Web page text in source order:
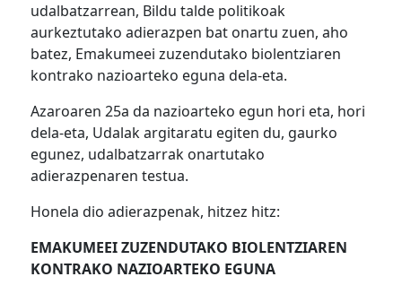
udalbatzarrean, Bildu talde politikoak
aurkeztutako adierazpen bat onartu zuen, aho
batez, Emakumeei zuzendutako biolentziaren
kontrako nazioarteko eguna dela-eta.
Azaroaren 25a da nazioarteko egun hori eta, hori
dela-eta, Udalak argitaratu egiten du, gaurko
egunez, udalbatzarrak onartutako
adierazpenaren testua.
Honela dio adierazpenak, hitzez hitz:
EMAKUMEEI ZUZENDUTAKO BIOLENTZIAREN
KONTRAKO NAZIOARTEKO EGUNA